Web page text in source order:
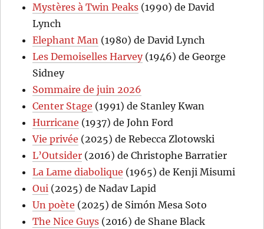
Mystères à Twin Peaks (1990) de David
Lynch
Elephant Man (1980) de David Lynch
Les Demoiselles Harvey(1946) de George
Sidney
Sommaire de juin 2026
Center Stage (1991) de Stanley Kwan
Hurricane (1937) de John Ford
Vie privée (2025) de Rebecca Zlotowski
L’Outsider (2016) de Christophe Barratier
La Lame diabolique (1965) de Kenji Misumi
Oui (2025) de Nadav Lapid
Un poète (2025) de Simón Mesa Soto
The Nice Guys (2016) de Shane Black